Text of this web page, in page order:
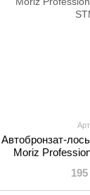
Автобронзат-
Moriz